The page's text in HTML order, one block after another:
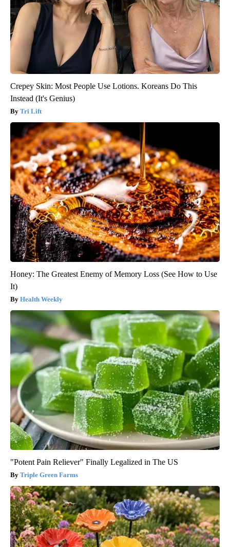
Crepey Skin: Most People Use Lotions. Koreans Do This
Instead (It's Genius)
Tri Lift
Honey: The Greatest Enemy of Memory Loss (See How to Use
It)
Health Weekly
"Potent Pain Reliever" Finally Legalized in The US
Triple Green Farms